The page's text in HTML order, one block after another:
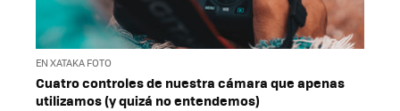
EN XATAKA FOTO
Cuatro controles de nuestra cámara que apenas
utilizamos (y quizá no entendemos)